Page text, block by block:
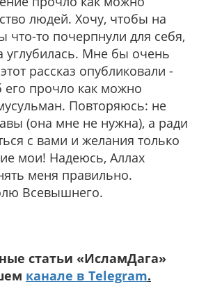
людей. Хочу, чтобы на
то почерпнули для себя,
углубилась. Мне бы очень
рассказ опубликовали -
прочло как можно
Повторяюсь: не
(она мне не нужна), а ради
с вами и желания только
мои! Надеюсь, Аллах
меня правильно.
Всевышнего.
статьи «ИсламДага»
канале в Telegram.